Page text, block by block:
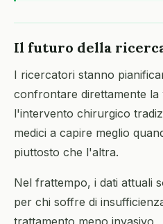
Il futuro della
I ricercatori stanno
confrontare direttamente
l'intervento chirurgico
medici a capire meglio
piuttosto che l'altra.
Nel frattempo, i dati attuali
per chi soffre di
trattamento meno invasivo.